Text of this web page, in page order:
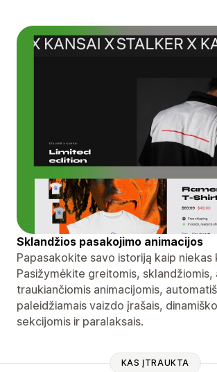
Sklandžios pasakojimo animacijos
Papasakokite savo istoriją kaip niekas
Pasižymėkite greitomis, sklandžiomis,
traukiančiomis animacijomis,
paleidžiamais vaizdo įrašais,
sekcijomis ir paralaksais.
KAS ĮTRAUKTA